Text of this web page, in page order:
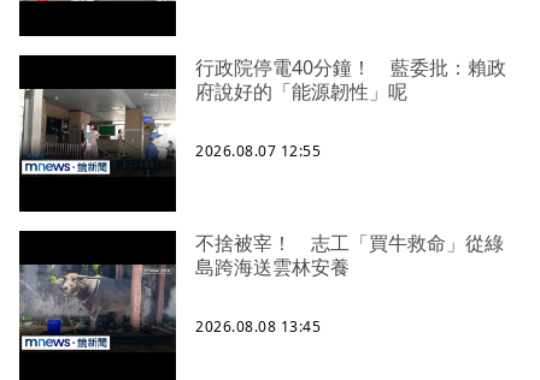
行政院停電40分鐘！ 藍委批：賴政
府說好的「能源韌性」呢
2026.08.07 12:55
不捨被宰！ 志工「買牛救命」從綠
島跨海送雲林安養
2026.08.08 13:45